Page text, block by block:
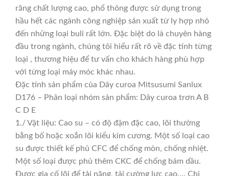
răng chất lượng cao, phổ thông được sử dụng trong
hầu hết các ngành công nghiệp sản xuất từ ly hợp nhỏ
đến những loại buli rất lớn. Đặc biệt do là chuyên hàng
đầu trong ngành, chúng tôi hiểu rất rõ về đặc tính từng
loại , thương hiệu để tư vấn cho khách hàng phù hợp
với từng loại máy móc khác nhau.
Đặc tính sản phẩm của Dây curoa Mitsusumi Sanlux
D176 – Phân loại nhóm sản phẩm: Dây curoa trơn A B
C D E
1./ Vật liệu: Cao su – có độ đậm đặc cao, lõi thường
bằng bố hoặc xoắn lõi kiểu kim cương. Một số loại cao
su được thiết kế phủ CFC để chống mòn, chống nhiệt.
Một số loại được phủ thêm CKC để chống bám dầu.
Được gia cố lõi để tải nặng, tải cường lực cao,… Chi